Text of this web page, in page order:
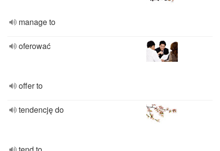
manage to
oferować
offer to
tendencję do